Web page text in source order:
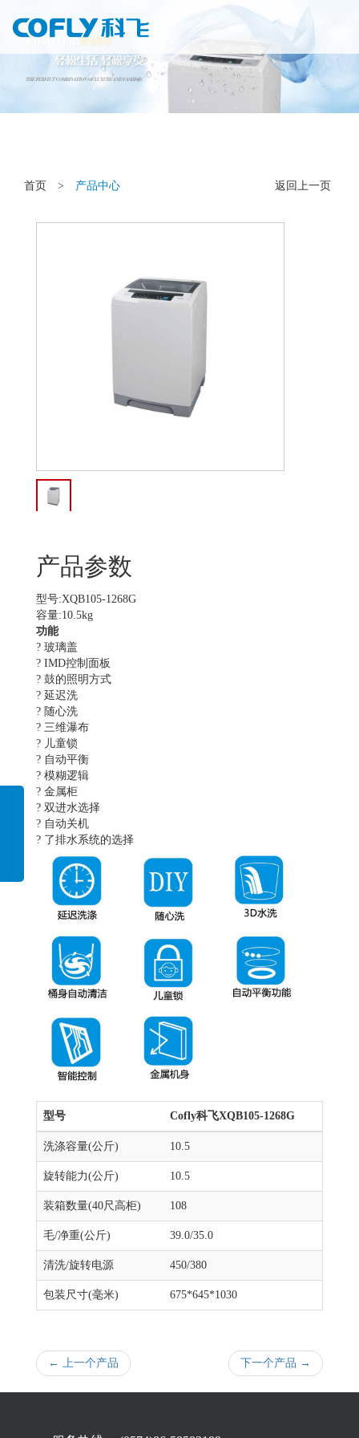
首页 > 产品中心 返回上一页
产品参数
型号:XQB105-1268G
容量:10.5kg
功能
? 玻璃盖
? IMD控制面板
? 鼓的照明方式
? 延迟洗
? 随心洗
? 三维瀑布
? 儿童锁
? 自动平衡
? 模糊逻辑
? 金属柜
? 双进水选择
? 自动关机
? 了排水系统的选择
型号 Cofly科飞XQB105-1268G
洗涤容量(公斤) 10.5
旋转能力(公斤) 10.5
装箱数量(40尺高柜) 108
毛/净重(公斤) 39.0/35.0
清洗/旋转电源 450/380
包装尺寸(毫米) 675*645*1030
← 上一个产品 下一个产品 →